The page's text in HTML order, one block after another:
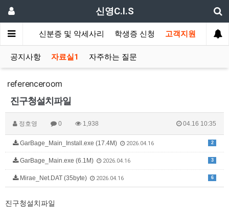
신영C.I.S
발급기 신분증 및 악세사리 학생증 신청 고객지원
공지사항 자료실1 자주하는 질문
referenceroom
진구청설치파일
정호영 0 1,938 04.16 10:35
2
GarBage_Main_Install.exe (17.4M) 2026.04.16
3
GarBage_Main.exe (6.1M) 2026.04.16
6
Mirae_Net.DAT (35byte) 2026.04.16
진구청설치파일